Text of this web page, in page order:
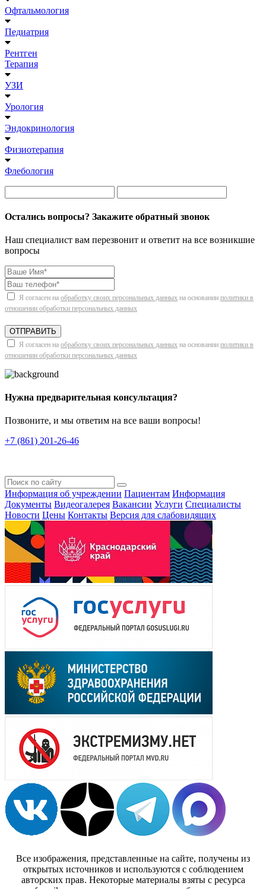
Офтальмология
Педиатрия
Рентген
Терапия
УЗИ
Урология
Эндокринология
Физиотерапия
Флебология
Остались вопросы? Закажите обратный звонок
Наш специалист вам перезвонит и ответит на все возникшие
вопросы
Я согласен на обработку своих персональных данных на основании политики в
отношении обработки персональных данных
ОТПРАВИТЬ
Я согласен на обработку своих персональных данных на основании политики в
отношении обработки персональных данных
Нужна предварительная консультация?
Позвоните, и мы ответим на все ваши вопросы!
+7 (861) 201-26-46
Информация об учреждении Пациентам Информация
Документы Видеогалерея Вакансии Услуги Специалисты
Новости Цены Контакты Версия для слабовидящих
Все изображения, представленные на сайте, получены из
открытых источников и используются с соблюдением
авторских прав. Некоторые материалы взяты с ресурса